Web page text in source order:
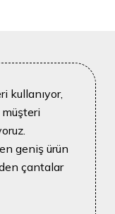
kullanıyor,
geniş ürün
çantalar